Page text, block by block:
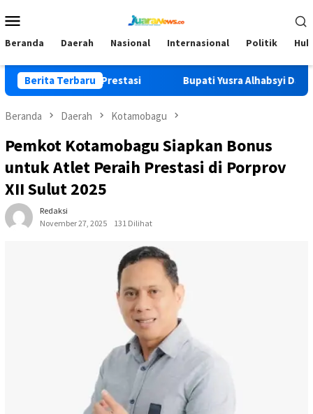
ke
Mobile
Beranda Daerah Nasional Internasional Politik
Berita Terbaru
dan Raih Prestasi Bupati Yusra Alhabsyi Datangi
Beranda Daerah Kotamobagu
Pemkot Kotamobagu Siapkan Bonus
untuk Atlet Peraih Prestasi di Porprov
XII Sulut 2025
Redaksi
November 27, 2025
131 Dilihat